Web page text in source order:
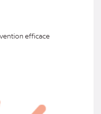
efficace